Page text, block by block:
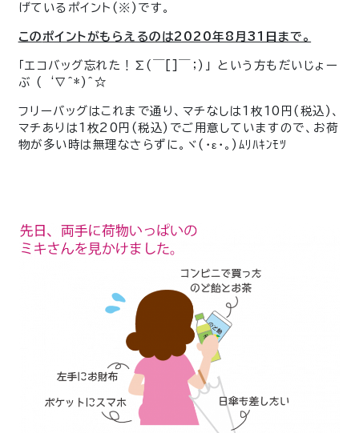
げているポイント(※)です。
このポイントがもらえるのは2020年8月31日まで。
「エコバッグ忘れた！ ∑(￣[]￣；) 」 という方もだいじょー
ぶ ( ‘∇^*)^☆
フリーバッグはこれまで通り、マチなしは1枚10円(税込)、
マチありは1枚20円(税込)でご用意していますので、 お荷
物が多い時は無理なさらずに。ヾ(・ε・｡)ﾑﾘﾊｷﾝﾓﾂ